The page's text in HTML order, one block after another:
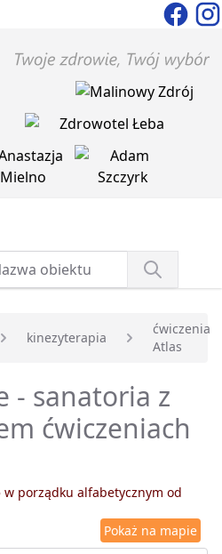
kinezyterapia
ćwiczenia
Atlas
- sanatoria z
ćwiczeniach
porządku alfabetycznym od
Pokaż na mapie